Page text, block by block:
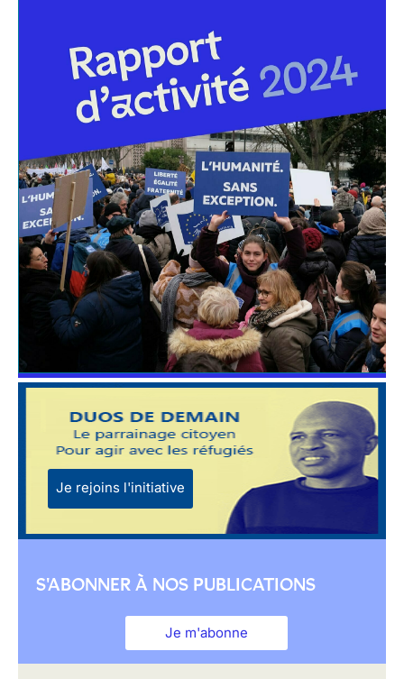
Je rejoins l'initiative
S'ABONNER À NOS PUBLICATIONS
Je m'abonne